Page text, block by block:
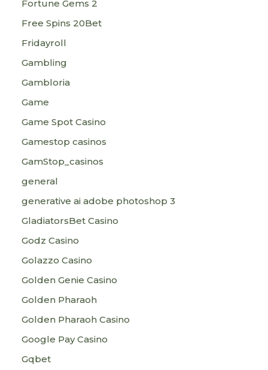
Fortune Gems 2
Free Spins 20Bet
Fridayroll
Gambling
Gambloria
Game
Game Spot Casino
Gamestop casinos
GamStop_casinos
general
generative ai adobe photoshop 3
GladiatorsBet Casino
Godz Casino
Golazzo Casino
Golden Genie Casino
Golden Pharaoh
Golden Pharaoh Casino
Google Pay Casino
Gqbet